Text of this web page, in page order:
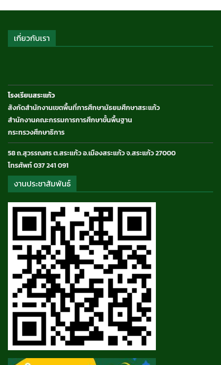
เกี่ยวกับเรา
โรงเรียนสระแก้ว
สังกัดสำนักงานเขตพื้นที่การศึกษามัธยมศึกษาสระแก้ว
สำนักงานคณะกรรมการการศึกษาขั้นพื้นฐาน
กระทรวงศึกษาธิการ
58 ถ.สุวรรณศร ต.สระแก้ว อ.เมืองสระแก้ว จ.สระแก้ว 27000
โทรศัพท์ 037 241 091
งานประชาสัมพันธ์